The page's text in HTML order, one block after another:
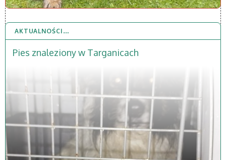
AKTUALNOŚCI…
Pies znaleziony w Targanicach
11 CZE 2026